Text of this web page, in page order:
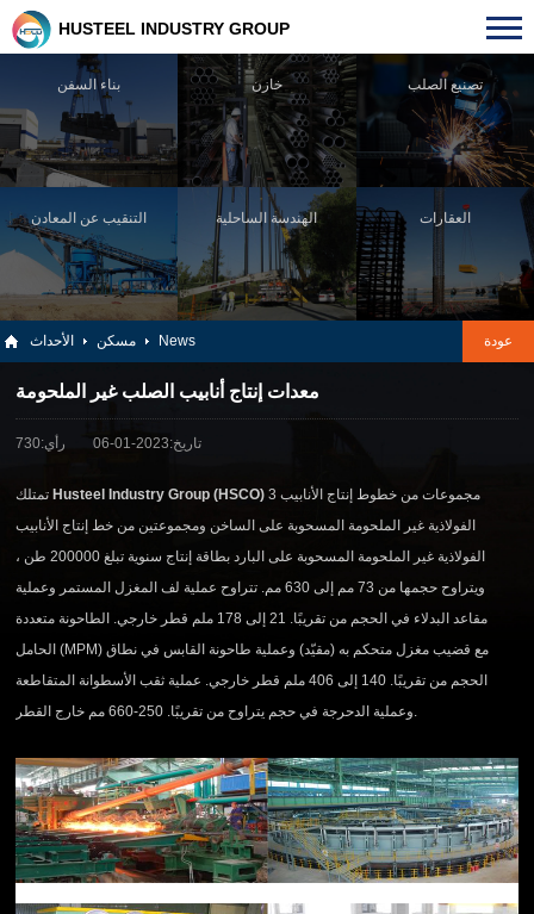
بناء السفن خازن تصنيع الصلب
التنقيب عن المعادن الهندسة الساحلية العقارات
HUSTEEL INDUSTRY GROUP
عودة مسكن الأحداث News
معدات إنتاج أنابيب الصلب غير الملحومة
تاريخ:2023-01-06 رأي:730
Husteel Industry Group (HSCO)3 مجموعات من خطوط إنتاج الأنابيب
الفولاذية غير الملحومة المسحوبة على الساخن ومجموعتين من خط إنتاج الأنابيب
الفولاذية غير الملحومة المسحوبة على البارد بطاقة إنتاج سنوية تبلغ 200000 طن ،
ويتراوح حجمها من 73 مم إلى 630 مم. تتراوح عملية لف المغزل المستمر وعملية
مقاعد البدلاء في الحجم من تقريبًا. 21 إلى 178 ملم قطر خارجي. الطاحونة متعددة
الحامل (MPM) مع قضيب مغزل متحكم به (مقيّد) وعملية طاحونة القابس في نطاق
الحجم من تقريبًا. 140 إلى 406 ملم قطر خارجي. عملية ثقب الأسطوانة المتقاطعة
وعملية الدحرجة في حجم يتراوح من تقريبًا. 250-660 مم خارج القطر.